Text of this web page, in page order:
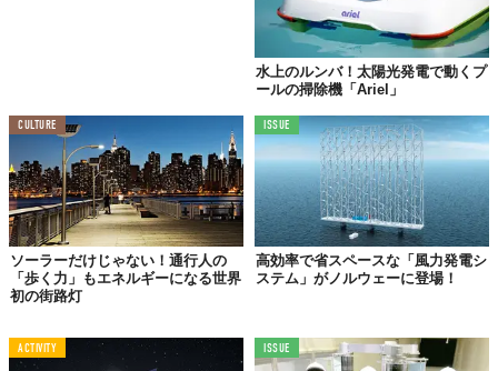
」を設置するときは、部屋の中ではなく外のほうが
効果的。窓の上の壁に簡単に取り付けることができるようになっ
耐久性が気になる人がいるかもしれませんが、耐久性のあるアル
ミで作られているため、耐熱範囲は-40℃〜80℃。
水上のルンバ！太陽光発電で動くプ
ールの掃除機「Ariel」
CULTURE
ソーラーだけじゃない！通行人の
「歩く力」もエネルギーになる世界
初の街路灯
ISSUE
高効率で省スペースな「風力発電シ
ステム」がノルウェーに登場！
ACTIVITY ISSUE